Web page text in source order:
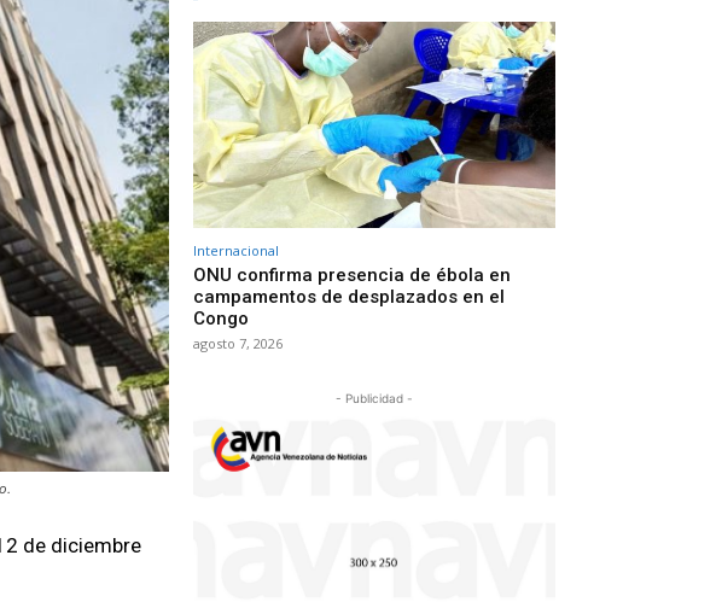
de diciembre
Internacional
ONU confirma presencia de ébola en
campamentos de desplazados en el
Congo
agosto 7, 2026
- Publicidad -